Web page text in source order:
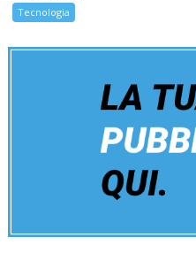
Tecnologia